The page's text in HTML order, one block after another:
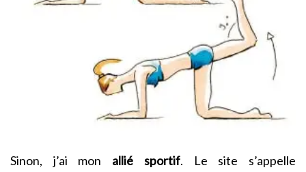
Sinon, j’ai mon allié sportif. Le site s’appelle